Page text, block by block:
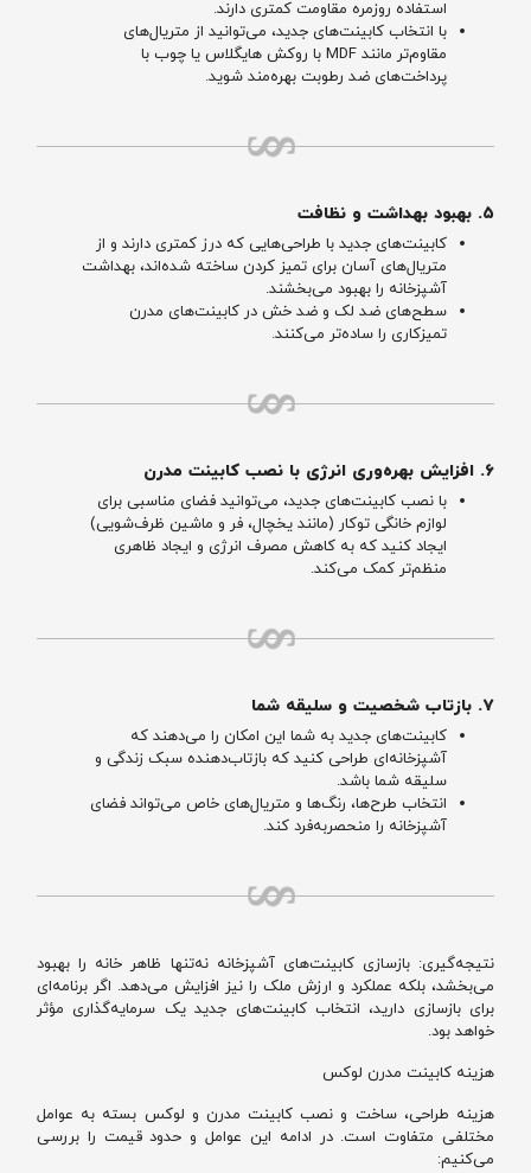
استفاده روزمره مقاومت کمتری دارند.
با انتخاب کابینت‌های جدید، می‌توانید از متریال‌های
مقاوم‌تر مانند MDF با روکش هایگلاس یا چوب با
پرداخت‌های ضد رطوبت بهره‌مند شوید.
۵. بهبود بهداشت و نظافت
کابینت‌های جدید با طراحی‌هایی که درز کمتری دارند و از
متریال‌های آسان برای تمیز کردن ساخته شده‌اند، بهداشت
آشپزخانه را بهبود می‌بخشند.
سطح‌های ضد لک و ضد خش در کابینت‌های مدرن
تمیزکاری را ساده‌تر می‌کنند.
۶. افزایش بهره‌وری انرژی با نصب کابینت مدرن
با نصب کابینت‌های جدید، می‌توانید فضای مناسبی برای
لوازم خانگی توکار (مانند یخچال، فر و ماشین ظرف‌شویی)
ایجاد کنید که به کاهش مصرف انرژی و ایجاد ظاهری
منظم‌تر کمک می‌کند.
۷. بازتاب شخصیت و سلیقه شما
کابینت‌های جدید به شما این امکان را می‌دهند که
آشپزخانه‌ای طراحی کنید که بازتاب‌دهنده سبک زندگی و
سلیقه شما باشد.
انتخاب طرح‌ها، رنگ‌ها و متریال‌های خاص می‌تواند فضای
آشپزخانه را منحصر‌به‌فرد کند.
نتیجه‌گیری: بازسازی کابینت‌های آشپزخانه نه‌تنها ظاهر خانه را بهبود
می‌بخشد، بلکه عملکرد و ارزش ملک را نیز افزایش می‌دهد. اگر برنامه‌ای
برای بازسازی دارید، انتخاب کابینت‌های جدید یک سرمایه‌گذاری مؤثر
خواهد بود.
هزینه کابینت مدرن لوکس
ChatGPT said:
هزینه طراحی، ساخت و نصب کابینت مدرن و لوکس بسته به عوامل
مختلفی متفاوت است. در ادامه این عوامل و حدود قیمت را بررسی
می‌کنیم: